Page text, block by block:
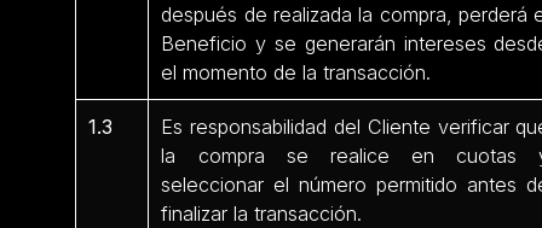
después de realizada la compra, perderá
Beneficio y se generarán intereses
el momento de la transacción.
1.3
Es responsabilidad del Cliente verificar
la compra se realice en cuotas
seleccionar el número permitido antes
finalizar la transacción.